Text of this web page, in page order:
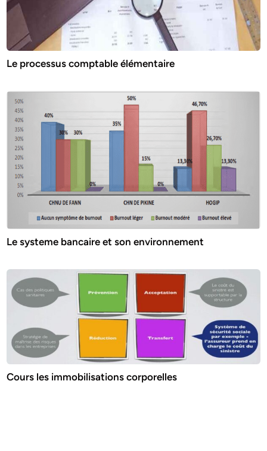
Le processus comptable élémentaire
Le systeme bancaire et son environnement
Cours les immobilisations corporelles